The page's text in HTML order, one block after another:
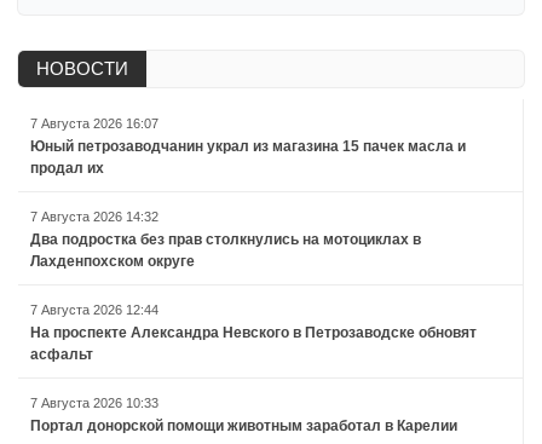
НОВОСТИ
7 Августа 2026 16:07
Юный петрозаводчанин украл из магазина 15 пачек масла и
продал их
7 Августа 2026 14:32
Два подростка без прав столкнулись на мотоциклах в
Лахденпохском округе
7 Августа 2026 12:44
На проспекте Александра Невского в Петрозаводске обновят
асфальт
7 Августа 2026 10:33
Портал донорской помощи животным заработал в Карелии